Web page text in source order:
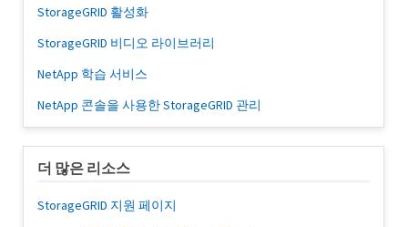
StorageGRID 활성화
StorageGRID 비디오 라이브러리
NetApp 학습 서비스
NetApp 콘솔을 사용한 StorageGRID 관리
더 많은 리소스
StorageGRID 지원 페이지